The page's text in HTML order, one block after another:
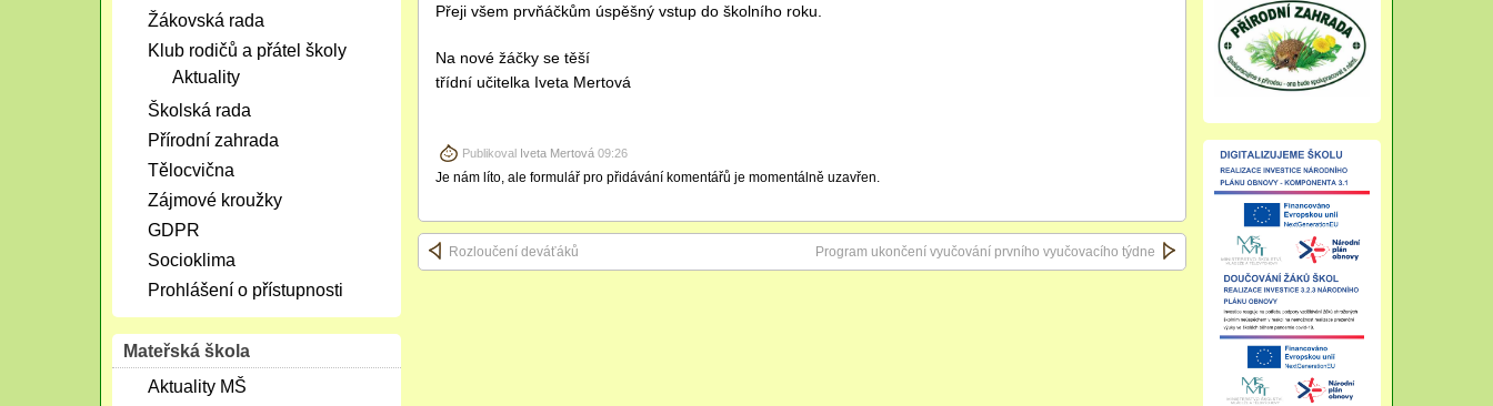
Přeji všem prvňáčkům úspěšný vstup do školního roku.
Na nové žáčky se těší
třídní učitelka Iveta Mertová
Publikoval Iveta Mertová09:26
Je nám líto, ale formulář pro přidávání komentářů je momentálně uzavřen.
Rozloučení deváťáků Program ukončení vyučování prvního vyučovacího týdne
Žákovská rada
Klub rodičů a přátel školy
Aktuality
Školská rada
Přírodní zahrada
Tělocvična
Zájmové kroužky
GDPR
Socioklima
Prohlášení o přístupnosti
Mateřská škola
Aktuality MŠ